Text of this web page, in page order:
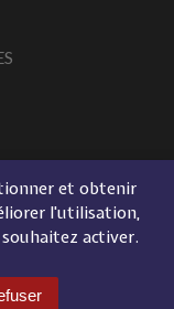
et obtenir
l'utilisation,
activer.